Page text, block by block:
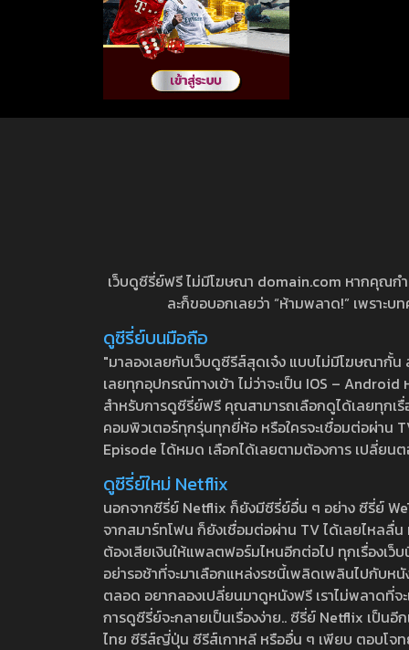
เว็บดูซีรี่ย์ฟรี ไม่มีโฆษณา domain.com หากคุณก
ละก็ขอบอกเลยว่า “ห้ามพลาด!” เพราะ
ดูซีรี่ย์บนมือถือ
"มาลองเลยกับเว็บดูซีรีส์สุดเจ๋ง แบบไม่มีโฆษณากั้
เลยทุกอุปกรณ์ทางเข้า ไม่ว่าจะเป็น IOS –
สำหรับการดูซีรี่ย์ฟรี คุณสามารถเลือกดูได้เลยทุกเ
คอมพิวเตอร์ทุกรุ่นทุกยี่ห้อ หรือใครจะเชื่อมต่อผ่าน
Episode ได้หมด เลือกได้เลยตามต้องการ เปลี่ยน
ดูซีรี่ย์ใหม่ Netflix
นอกจากซีรี่ย์ Netflix ก็ยังมีซีรี่ย์อื่น ๆ อย่าง ซีรี่ย์
จากสมาร์ทโฟน ก็ยังเชื่อมต่อผ่าน TV ได้เลยไหลลื่
ต้องเสียเงินให้แพลตฟอร์มไหนอีกต่อไป ทุกเรื่องเว็
อย่ารอช้าที่จะมาเลือกแหล่งรชนี้เพลิดเพลินไปกับห
ตลอด อยากลองเปลี่ยนมาดูหนังฟรี เราไม่พลาดที่
การดูซีรี่ย์จะกลายเป็นเรื่องง่าย.. ซีรี่ย์ Netflix เป็น
ไทย ซีรีส์ญี่ปุ่น ซีรีส์เกาหลี หรืออื่น ๆ เพียบ ตอบโจท